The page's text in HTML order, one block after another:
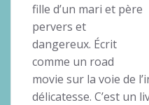
fille d’un mari et père
pervers et
dangereux. Écrit
comme un road
movie sur la voie de
délicatesse. C’est un